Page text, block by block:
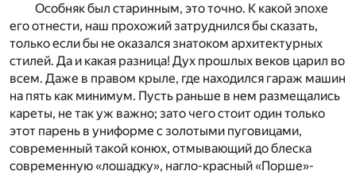
Особняк был старинным, это точно. К какой эпохе
его отнести, наш прохожий затруднился бы сказать,
только если бы не оказался знатоком архитектурных
стилей. Да и какая разница! Дух прошлых веков царил во
всем. Даже в правом крыле, где находился гараж машин
на пять как минимум. Пусть раньше в нем размещались
кареты, не так уж важно; зато чего стоит один только
этот парень в униформе с золотыми пуговицами,
современный такой конюх, отмывающий до блеска
современную «лошадку», нагло-красный «Порше»-